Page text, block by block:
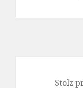
Stolz